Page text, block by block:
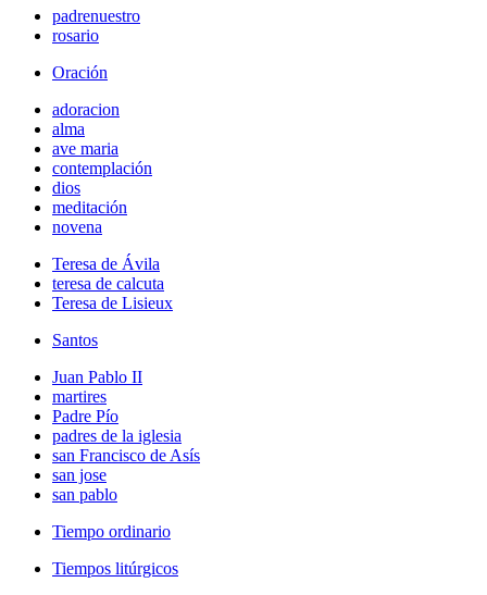
padrenuestro
rosario
Oración
adoracion
alma
ave maria
contemplación
dios
meditación
novena
Teresa de Ávila
teresa de calcuta
Teresa de Lisieux
Santos
Juan Pablo II
martires
Padre Pío
padres de la iglesia
san Francisco de Asís
san jose
san pablo
Tiempo ordinario
Tiempos litúrgicos